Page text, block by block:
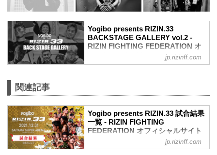
Yogibo presents RIZIN.33
BACKSTAGE GALLERY vol.2 -
RIZIN FIGHTING FEDERATION オ
第10試合 武田光司 vs. “ブラックパンサ
ー”ベイノア
武田光司3
“ブラックパンサー”ベイノア3
第9試合 シビサイ頌真 vs. 関根“シュレッ
関根“シュレック”秀樹3
jp.rizinff.com
関連記事
Yogibo presents RIZIN.33 試合結果
一覧 - RIZIN FIGHTING
FEDERATION オフィシャルサイト
第16試合／RIZIN JAPAN GP2021 バンタ
jp.rizinff.com